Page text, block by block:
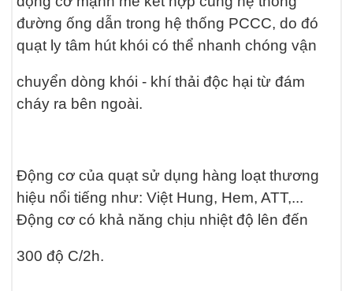
đường ống dẫn trong hệ thống PCCC, do đó
quạt ly tâm hút khói có thể nhanh chóng vận
chuyển dòng khói - khí thải độc hại từ đám
cháy ra bên ngoài.
Động cơ của quạt sử dụng hàng loạt thương
hiệu nổi tiếng như: Việt Hung, Hem, ATT,...
Động cơ có khả năng chịu nhiệt độ lên đến
300 độ C/2h.